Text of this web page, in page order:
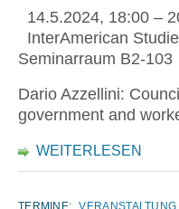
14.5.2024, 18:00 –
InterAmerican
Seminarraum B2-103
Dario Azzellini:
government and
WEITERLESEN
TERMINE: VERANSTALTUNG